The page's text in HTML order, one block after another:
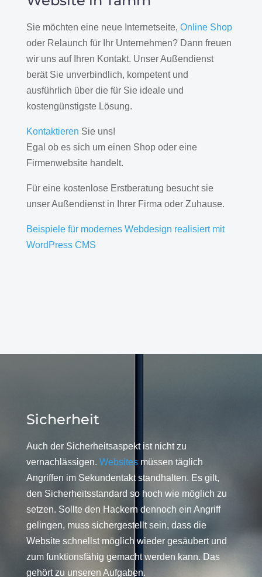
Sie möchten eine neue Internetseite, Online Shop
oder Relaunch für Ihr Unternehmen? Dann freuen
wir uns auf Ihren Kontakt. Unser Außendienst
berät Sie unverbindlich, kompetent und
ausführlich über die für Sie ideale und
kostengünstigste Lösung.
Kontaktieren Sie uns!
Egal ob es sich um einen Shop oder eine
Firmenwebsite handelt.
Für eine kostenlose Erstberatung besucht sie
unser Außendienst in Ihrer Firma oder Zuhause.
Beispiele für modernes Webdesign realisiert mit
WordPress CMS
Sicherheit
Auch der Sicherheitsaspekt ist nicht zu
vernachlässigen. Websitesmüssen täglich
Angriffen im Sekundentakt standhalten. Es gilt,
den Sicherheitsstandard so hoch wie möglich zu
setzen. Sollte den Hackern dennoch ein Angriff
gelingen, muss sichergestellt sein, dass die
Website schnellst möglich wieder gesäubert und
zum funktionsfähig gemacht werden kann. Das
gehört zu unseren Aufgaben.